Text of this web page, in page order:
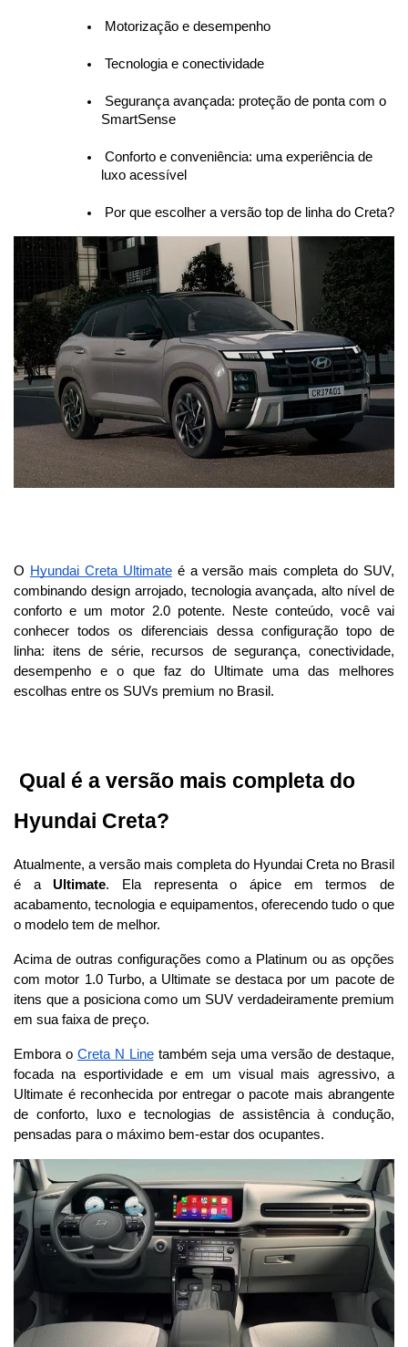
Motorização e desempenho
Tecnologia e conectividade
Segurança avançada: proteção de ponta com o
SmartSense
Conforto e conveniência: uma experiência de
luxo acessível
Por que escolher a versão top de linha do Creta?
O Hyundai Creta Ultimate é a versão mais completa do SUV,
combinando design arrojado, tecnologia avançada, alto nível de
conforto e um motor 2.0 potente. Neste conteúdo, você vai
conhecer todos os diferenciais dessa configuração topo de
linha: itens de série, recursos de segurança, conectividade,
desempenho e o que faz do Ultimate uma das melhores
escolhas entre os SUVs premium no Brasil.
Qual é a versão mais completa do
Hyundai Creta?
Atualmente, a versão mais completa do Hyundai Creta no Brasil
é a Ultimate. Ela representa o ápice em termos de
acabamento, tecnologia e equipamentos, oferecendo tudo o que
o modelo tem de melhor.
Acima de outras configurações como a Platinum ou as opções
com motor 1.0 Turbo, a Ultimate se destaca por um pacote de
itens que a posiciona como um SUV verdadeiramente premium
em sua faixa de preço.
Embora o Creta N Line também seja uma versão de destaque,
focada na esportividade e em um visual mais agressivo, a
Ultimate é reconhecida por entregar o pacote mais abrangente
de conforto, luxo e tecnologias de assistência à condução,
pensadas para o máximo bem-estar dos ocupantes.